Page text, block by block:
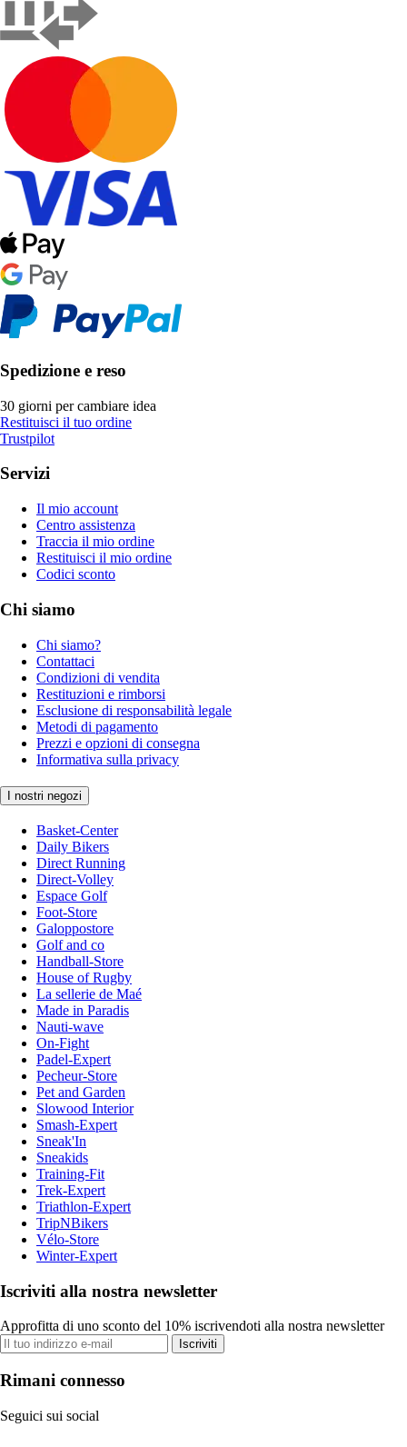
Spedizione e reso
30 giorni per cambiare idea
Restituisci il tuo ordine
Trustpilot
Servizi
Il mio account
Centro assistenza
Traccia il mio ordine
Restituisci il mio ordine
Codici sconto
Chi siamo
Chi siamo?
Contattaci
Condizioni di vendita
Restituzioni e rimborsi
Esclusione di responsabilità legale
Metodi di pagamento
Prezzi e opzioni di consegna
Informativa sulla privacy
I nostri negozi
Basket-Center
Daily Bikers
Direct Running
Direct-Volley
Espace Golf
Foot-Store
Galoppostore
Golf and co
Handball-Store
House of Rugby
La sellerie de Maé
Made in Paradis
Nauti-wave
On-Fight
Padel-Expert
Pecheur-Store
Pet and Garden
Slowood Interior
Smash-Expert
Sneak'In
Sneakids
Training-Fit
Trek-Expert
Triathlon-Expert
TripNBikers
Vélo-Store
Winter-Expert
Iscriviti alla nostra newsletter
Approfitta di uno sconto del 10% iscrivendoti alla nostra newsletter
Iscriviti
Rimani connesso
Seguici sui social